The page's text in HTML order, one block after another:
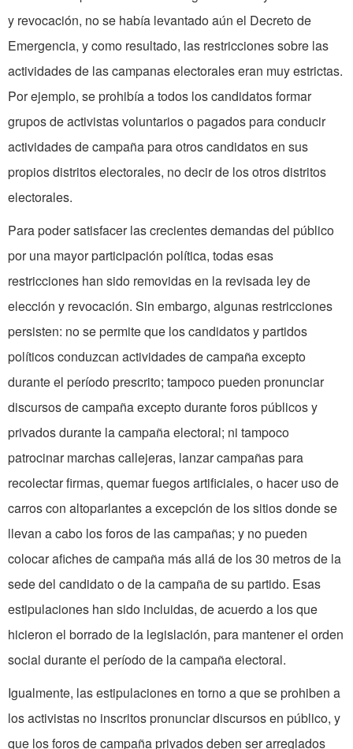
y revocación, no se había levantado aún el Decreto de
Emergencia, y como resultado, las restricciones sobre las
actividades de las campanas electorales eran muy estrictas.
Por ejemplo, se prohibía a todos los candidatos formar
grupos de activistas voluntarios o pagados para conducir
actividades de campaña para otros candidatos en sus
propios distritos electorales, no decir de los otros distritos
electorales.
Para poder satisfacer las crecientes demandas del público
por una mayor participación política, todas esas
restricciones han sido removidas en la revisada ley de
elección y revocación. Sin embargo, algunas restricciones
persisten: no se permite que los candidatos y partidos
políticos conduzcan actividades de campaña excepto
durante el período prescrito; tampoco pueden pronunciar
discursos de campaña excepto durante foros públicos y
privados durante la campaña electoral; ni tampoco
patrocinar marchas callejeras, lanzar campañas para
recolectar firmas, quemar fuegos artificiales, o hacer uso de
carros con altoparlantes a excepción de los sitios donde se
llevan a cabo los foros de las campañas; y no pueden
colocar afiches de campaña más allá de los 30 metros de la
sede del candidato o de la campaña de su partido. Esas
estipulaciones han sido incluidas, de acuerdo a los que
hicieron el borrado de la legislación, para mantener el orden
social durante el período de la campaña electoral.
Igualmente, las estipulaciones en torno a que se prohiben a
los activistas no inscritos pronunciar discursos en público, y
que los foros de campaña privados deben ser arreglados